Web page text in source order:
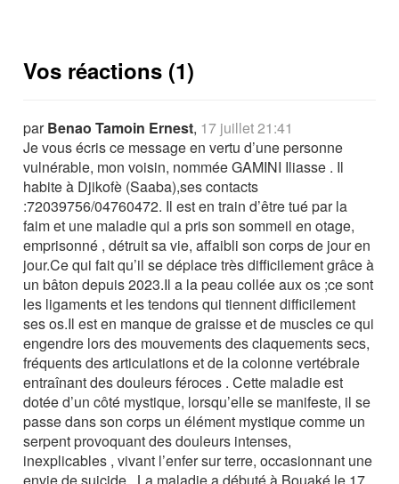
Vos réactions (1)
parBenao Tamoin Ernest, 17 juillet 21:41
Je vous écris ce message en vertu d’une personne
vulnérable, mon voisin, nommée GAMINI Iliasse . Il
habite à Djikofè (Saaba),ses contacts
:72039756/04760472. Il est en train d’être tué par la
faim et une maladie qui a pris son sommeil en otage,
emprisonné , détruit sa vie, affaibli son corps de jour en
jour.Ce qui fait qu’il se déplace très difficilement grâce à
un bâton depuis 2023.Il a la peau collée aux os ;ce sont
les ligaments et les tendons qui tiennent difficilement
ses os.Il est en manque de graisse et de muscles ce qui
engendre lors des mouvements des claquements secs,
fréquents des articulations et de la colonne vertébrale
entraînant des douleurs féroces . Cette maladie est
dotée d’un côté mystique, lorsqu’elle se manifeste, il se
passe dans son corps un élément mystique comme un
serpent provoquant des douleurs intenses,
inexplicables , vivant l’enfer sur terre, occasionnant une